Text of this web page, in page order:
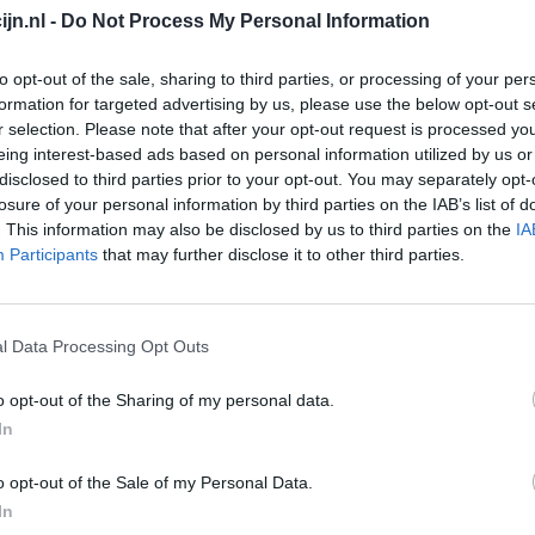
- Do Not Process My Personal Information
opt-out of the sale, sharing to third parties, or processing of your
for targeted advertising by us, please use the below opt-out
selection. Please note that after your opt-out request is processed
interest-based ads based on personal information utilized by us
to third parties prior to your opt-out. You may separately
of your personal information by third parties on the IAB’s list of
This information may also be disclosed by us to third parties on the
Participants that may further disclose it to other third parties.
Data Processing Opt Outs
opt-out of the Sharing of my personal data.
opt-out of the Sale of my Personal Data.
Depressie - antidepressiva overig
Pijn - morfine-achtigen
Schildklier - hypothyroidie (traagwerkend)
Maagzuur - protonpompremmers
Bloeddruk - betablokkers
Epilepsie
Depressie - antidepressiva overig
Depressie - antidepressiva TCA
Depressie - antidepressiva overig
Anticonceptie - eenfase
Psychose / schizofrenie - antipsychotica
Depressie - antidepressiva SSRI